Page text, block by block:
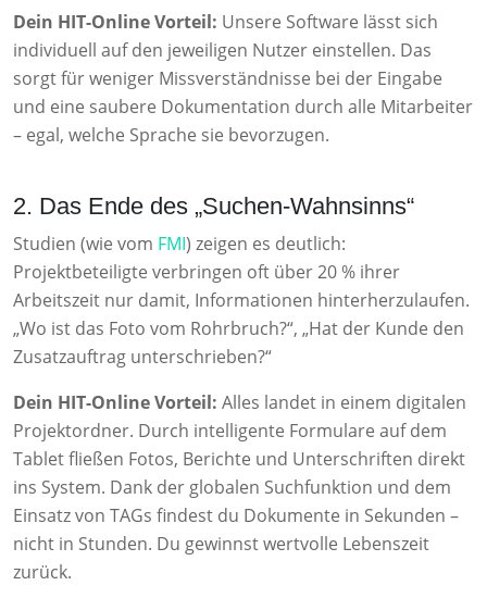
Dein HIT-Online Vorteil: Unsere Software lässt sich
individuell auf den jeweiligen Nutzer einstellen. Das
sorgt für weniger Missverständnisse bei der Eingabe
und eine saubere Dokumentation durch alle Mitarbeiter
– egal, welche Sprache sie bevorzugen.
2. Das Ende des „Suchen-Wahnsinns“
Studien (wie vom FMI) zeigen es deutlich:
Projektbeteiligte verbringen oft über 20 % ihrer
Arbeitszeit nur damit, Informationen hinterherzulaufen.
„Wo ist das Foto vom Rohrbruch?“, „Hat der Kunde den
Zusatzauftrag unterschrieben?“
Dein HIT-Online Vorteil: Alles landet in einem digitalen
Projektordner. Durch intelligente Formulare auf dem
Tablet fließen Fotos, Berichte und Unterschriften direkt
ins System. Dank der globalen Suchfunktion und dem
Einsatz von TAGs findest du Dokumente in Sekunden –
nicht in Stunden. Du gewinnst wertvolle Lebenszeit
zurück.